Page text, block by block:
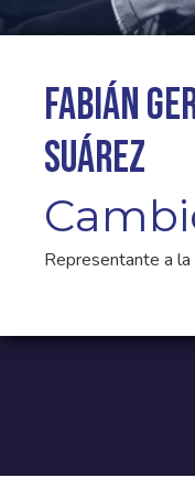
Fabián
Suárez
Representante a la